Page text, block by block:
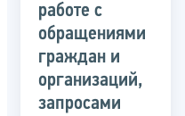
работе с
обращениями
граждан и
организаций,
запросами